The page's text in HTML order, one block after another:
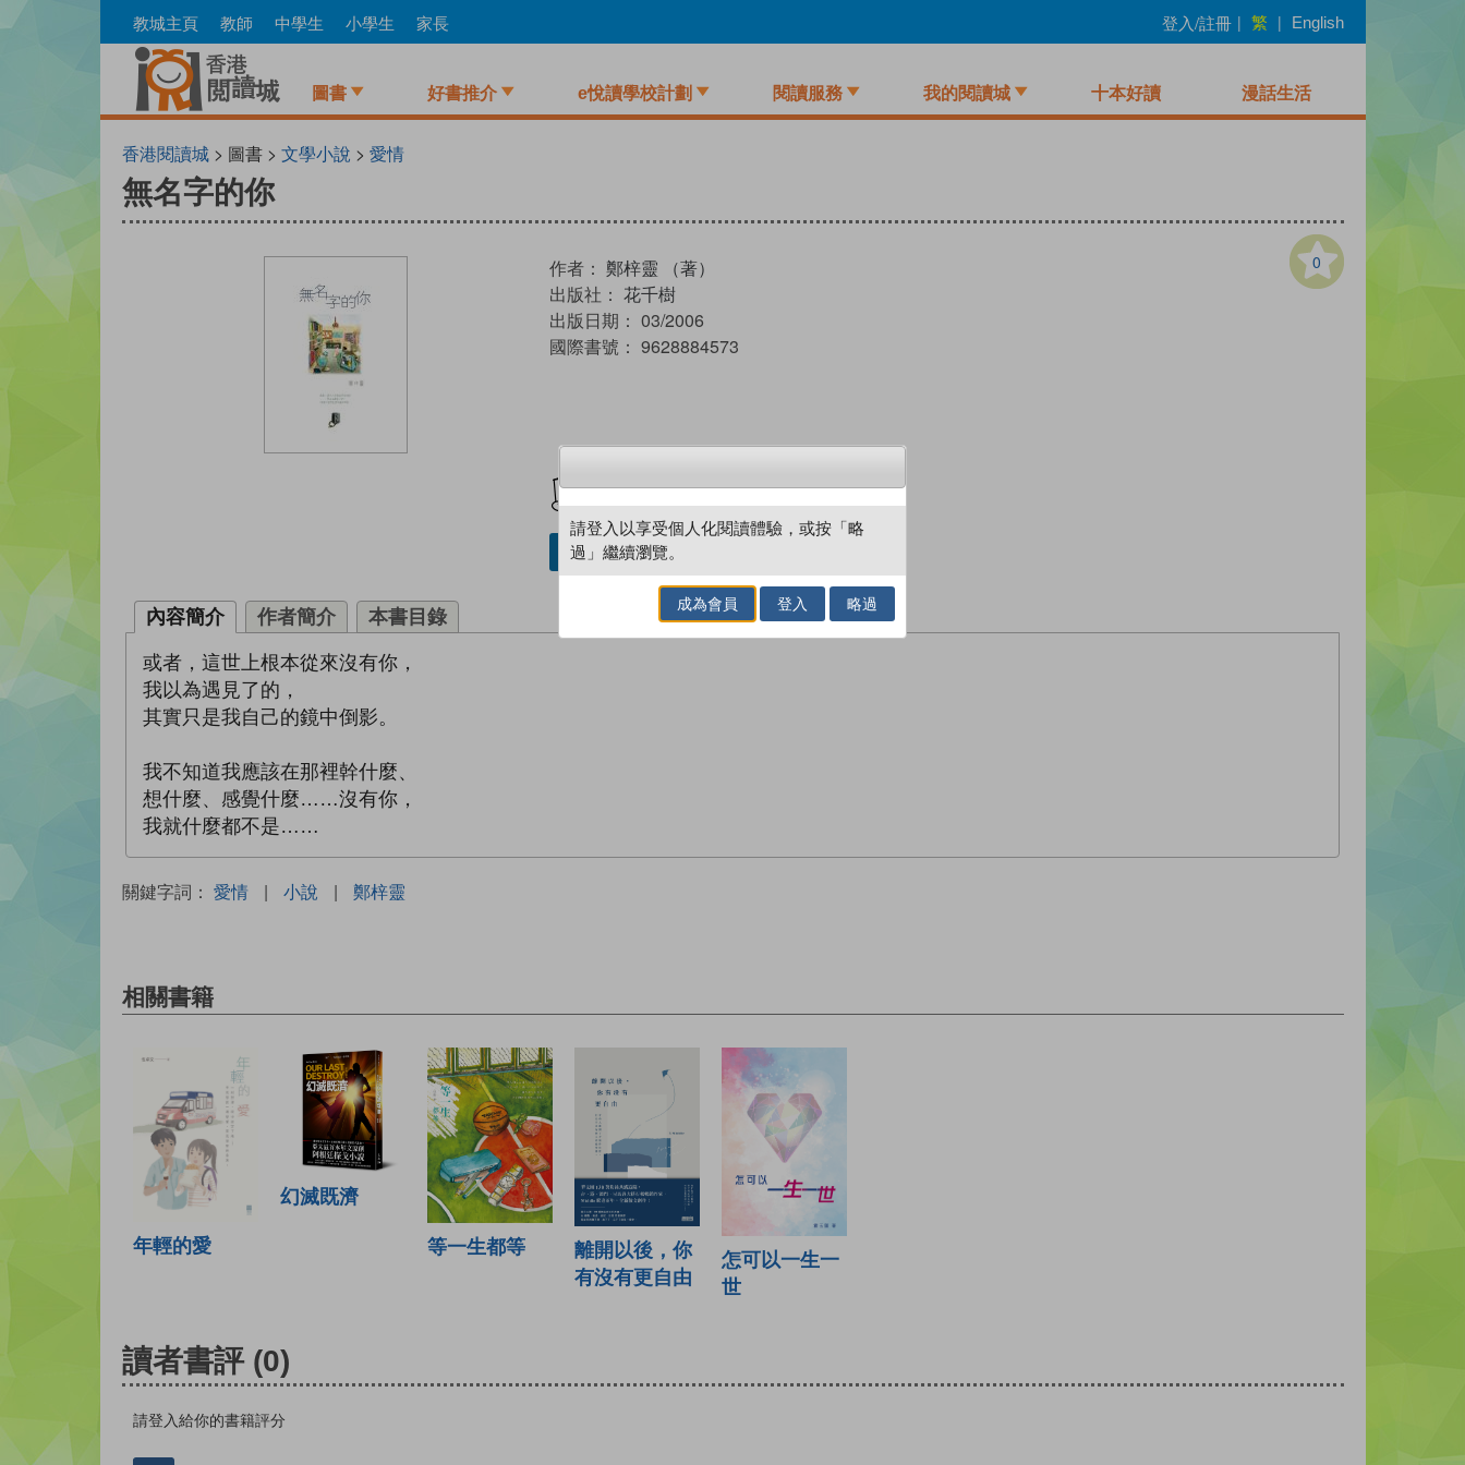
to
教城主頁 教師 中學生 小學生 家長 登入/註冊 | 繁 | English
圖書 好書推介 e悅讀學校計劃 閱讀服務 我的閱讀城 十本好讀 漫話生活
香港閱讀城> 圖書 > 文學小說 > 愛情
無名字的你
0
作者： 鄭梓靈 （著）
出版社： 花千樹
出版日期： 03/2006
國際書號： 9628884573
借閱實體書
內容簡介 作者簡介 本書目錄
或者，這世上根本從來沒有你，
我以為遇見了的，
其實只是我自己的鏡中倒影。
我不知道我應該在那裡幹什麼、
想什麼、感覺什麼……沒有你，
我就什麼都不是……
關鍵字詞： 愛情 | 小說 | 鄭梓靈
相關書籍
年輕的愛
幻滅既濟
等一生都等
離開以後，你
有沒有更自由
怎可以一生一
世
讀者書評 (0)
請登入給你的書籍評分
請登入以享受個人化閱讀體驗，或按「略
過」繼續瀏覽。
成為會員 登入 略過